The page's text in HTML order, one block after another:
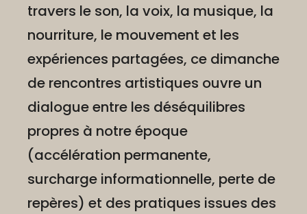
travers le son, la voix, la musique, la
nourriture, le mouvement et les
expériences partagées, ce dimanche
de rencontres artistiques ouvre un
dialogue entre les déséquilibres
propres à notre époque
(accélération permanente,
surcharge informationnelle, perte de
repères) et des pratiques issues des